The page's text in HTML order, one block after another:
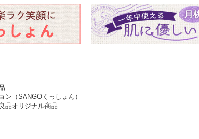
ン（SANGOくっしょん）
品オリジナル商品